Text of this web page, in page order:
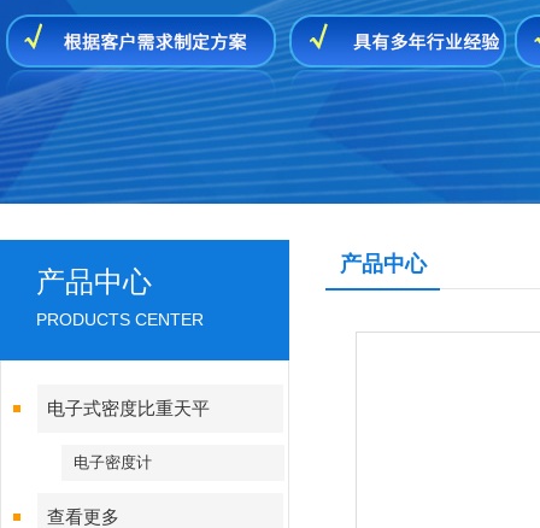
产品中心
PRODUCTS CENTER
电子式密度比重天平
电子密度计
查看更多
产品中心